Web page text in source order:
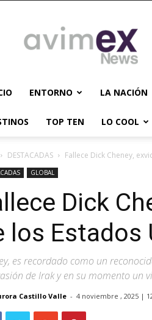
NEWS
ENTORNO LA NACIÓN
TOP TEN LO COOL
DESTACADAS Fallece Dick Cheney,
GLOBAL
Dick
los Estados
es recordado como un
de Irak y en su momento un
Castillo Valle - 4 noviembre , 2025 |